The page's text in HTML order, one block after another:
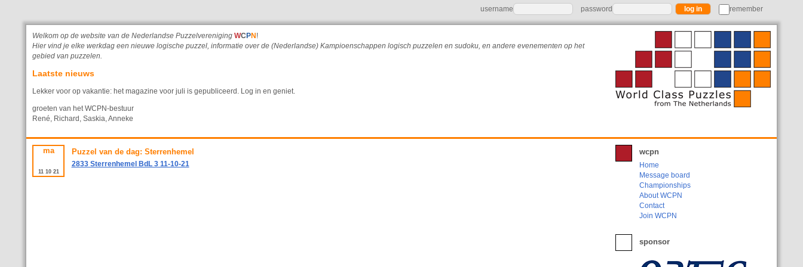
username password remember
Welkom op de website van de Nederlandse Puzzelvereniging WC PN !
Hier vind je elke werkdag een nieuwe logische puzzel, informatie over de (Nederlandse) Kampioenschappen logisch puzzelen en sudoku, en andere evenementen op het
gebied van puzzelen.
Laatste nieuws
Lekker voor op vakantie: het magazine voor juli is gepubliceerd. Log in en geniet.
groeten van het WCPN-bestuur
René, Richard, Saskia, Anneke
ma
11 10 21
Puzzel van de dag: Sterrenhemel
2833 Sterrenhemel BdL 3 11-10-21
wcpn
Home
Message board
Championships
About WCPN
Contact
Join WCPN
sponsor